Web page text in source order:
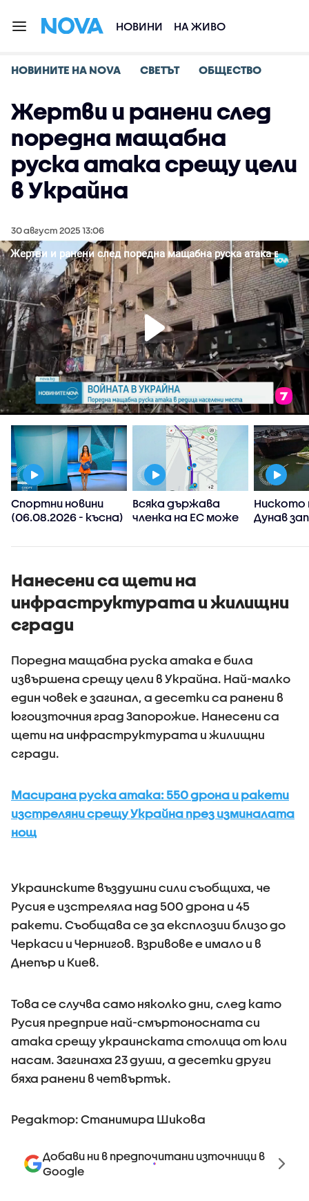
НОВИНИ НА ЖИВО
НОВИНИТЕ НА NOVA СВЕТЪТ ОБЩЕСТВО
Жертви и ранени след
поредна мащабна
руска атака срещу цели
в Украйна
30 август 2025 13:06
Спортни новини
(06.08.2026 - късна)
Всяка държава
членка на ЕС може
ограничи
информация къде
има проверки на
пътя
Ниското
Дунав
Нанесени са щети на
инфраструктурата и жилищни
сгради
Поредна мащабна руска атака е била
извършена срещу цели в Украйна. Най-малко
един човек е загинал, а десетки са ранени в
югоизточния град Запорожие. Нанесени са
щети на инфраструктурата и жилищни
сгради.
Масирана руска атака: 550 дрона и ракети
изстреляни срещу Украйна през изминалата
нощ
Украинските въздушни сили съобщиха, че
Русия е изстреляла над 500 дрона и 45
ракети. Съобщава се за експлозии близо до
Черкаси и Чернигов. Взривове е имало и в
Днепър и Киев.
Това се случва само няколко дни, след като
Русия предприе най-смъртоносната си
атака срещу украинската столица от юли
насам. Загинаха 23 души, а десетки други
бяха ранени в четвъртък.
Редактор: Станимира Шикова
Добави ни в предпочитани източници в
Google